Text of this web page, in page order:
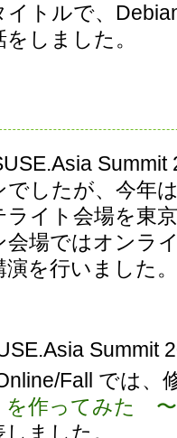
イトルで、
しました。
でしたが、今年
ライト会場を東
会場ではオンラ
演を行いました
Summit
Fall では、
を作ってみた
ました。